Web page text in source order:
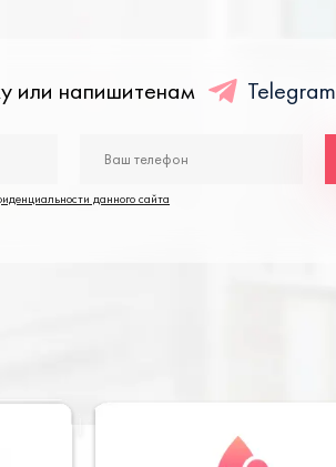
или напишитенам Telegram
данного сайта